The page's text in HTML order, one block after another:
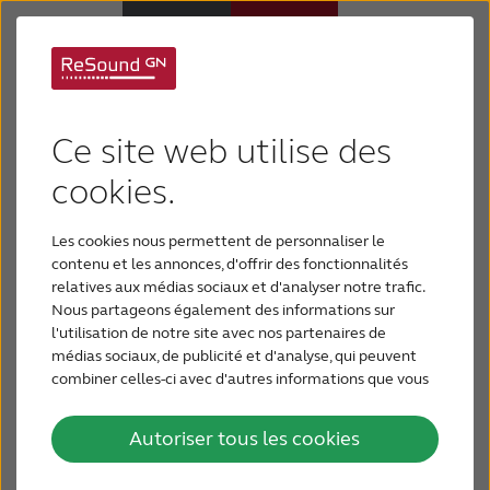
Ce site web utilise des
cookies.
Les cookies nous permettent de personnaliser le
contenu et les annonces, d'offrir des fonctionnalités
relatives aux médias sociaux et d'analyser notre trafic.
Nous partageons également des informations sur
l'utilisation de notre site avec nos partenaires de
médias sociaux, de publicité et d'analyse, qui peuvent
combiner celles-ci avec d'autres informations que vous
utilisation de leurs services.
Autoriser tous les cookies
Appareils auditifs
Perte auditive
Support & Assistance
BLOG
POUR LES PROFESSIONNELS
Si vous cherchez une carrière stimulante et
enrichissante, ReSound est fait pour vous. Nos
constamment développer des solutions qui aident
les gens à redécouvrir le plaisir d'entendre - afin
qu'ils puissent profiter d'une vie active et
épanouissante.